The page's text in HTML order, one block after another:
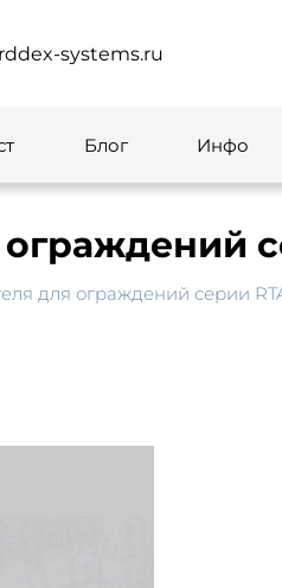
systems.ru
Блог Инфо
для ограждений серии